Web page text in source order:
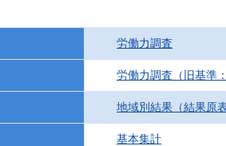
労働力調査
労働力調査（旧基準
地域別結果（結果原表
基本集計